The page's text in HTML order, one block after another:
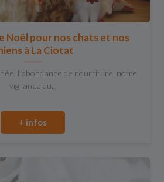
Noël pour nos chats et nos
à La Ciotat
l’abondance de nourriture, notre
vigilance qu...
+ infos